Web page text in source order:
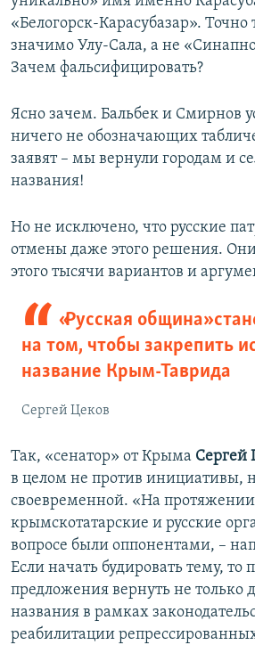
«Белогорск-Карасубазар». Точно
значимо Улу-Сала, а не
Зачем фальсифицировать?
Ясно зачем. Бальбек и Смирнов
ничего не обозначающих
заявят – мы вернули городам и
названия!
Но не исключено, что русские
отмены даже этого решения.
этого тысячи вариантов и
«Русская община»
на том, чтобы закрепить
название Крым-Таврида
Сергей Цеков
Так, «сенатор» от Крыма Сергей
в целом не против инициативы,
своевременной. «На
крымскотатарские и русские
вопросе были оппонентами, –
Если начать будировать тему, то
предложения вернуть не только
названия в рамках
реабилитации